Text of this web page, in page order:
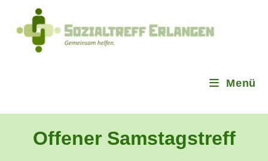
Menü
Offener Samstagstreff